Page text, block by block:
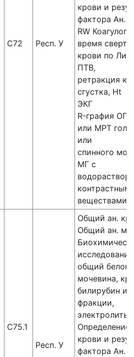
С72 Респ. У
крови и
фактора Ан.
RW
время
крови по Ли-
ПТВ,
ретракция
сгустка, Ht
ЭКГ
R-графия
или МРТ
или
спинного
МГ с
веществами
С75.1
Респ. У
Общий ан.
Общий ан.
общий белок,
мочевина,
билирубин и
фракции,
электролиты,
Определение
крови и
фактора Ан.